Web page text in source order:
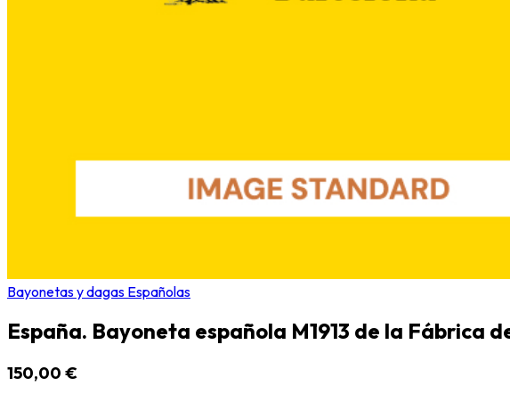
Bayonetas y dagas Españolas
España. Bayoneta española M1913 de la Fábrica
150,00 €